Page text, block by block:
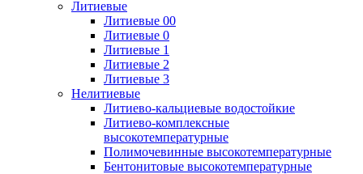
Литиевые
Литиевые 00
Литиевые 0
Литиевые 1
Литиевые 2
Литиевые 3
Нелитиевые
Литиево-кальциевые водостойкие
Литиево-комплексные
высокотемпературные
Полимочевинные высокотемпературные
Бентонитовые высокотемпературные